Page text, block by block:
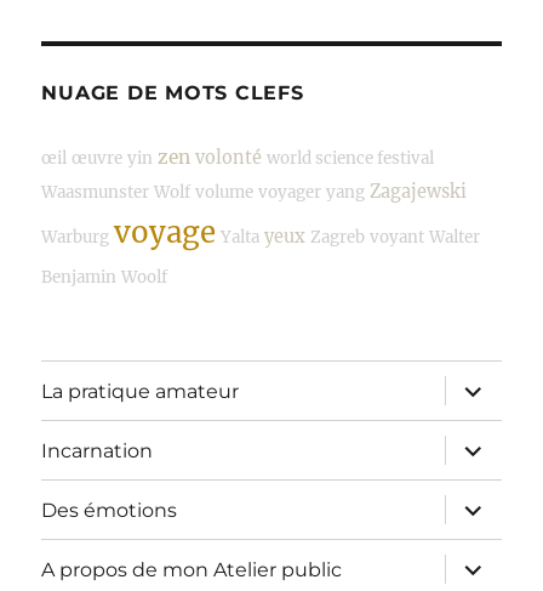
NUAGE DE MOTS CLEFS
œil œuvre yin zen volonté world science festival
Waasmunster Wolf volume voyager yang Zagajewski
Warburg voyage Yalta yeux Zagreb voyant Walter
Benjamin Woolf
La pratique amateur
ouvrir
le
sous-
menu
Incarnation
ouvrir
le
sous-
menu
Des émotions
ouvrir
le
sous-
menu
A propos de mon Atelier public
ouvrir
le